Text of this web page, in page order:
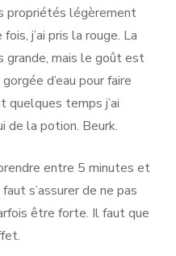
propriétés légèrement
j’ai pris la rouge. La
grande, mais le goût est
d’eau pour faire
quelques temps j’ai
de la potion. Beurk.
entre 5 minutes et
s’assurer de ne pas
être forte. Il faut que